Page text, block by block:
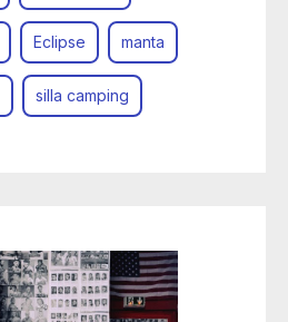
Eclipse manta
silla camping